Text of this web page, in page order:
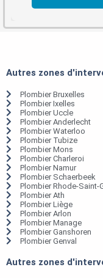
Autres zones
Plombier Bruxelles
Plombier Ixelles
Plombier Uccle
Plombier Anderlecht
Plombier Waterloo
Plombier Tubize
Plombier Mons
Plombier Charleroi
Plombier Namur
Plombier Schaerbeek
Plombier Rhode-Saint-
Plombier Ath
Plombier Liège
Plombier Arlon
Plombier Manage
Plombier Ganshoren
Plombier Genval
Autres zones